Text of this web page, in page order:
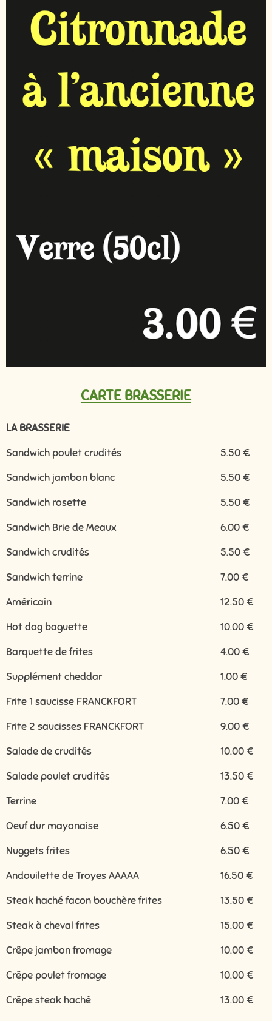
CARTE BRASSERIE
LA BRASSERIE
Sandwich poulet crudités
5.50 €
Sandwich jambon blanc
5.50 €
Sandwich rosette
5.50 €
Sandwich Brie de Meaux
6.00 €
Sandwich crudités
5.50 €
Sandwich terrine
7.00 €
Américain
12.50 €
Hot dog baguette
10.00 €
Barquette de frites
4.00 €
Supplément cheddar
1.00 €
Frite 1 saucisse FRANCKFORT
7.00 €
Frite 2 saucisses FRANCKFORT
9.00 €
Salade de crudités
10.00 €
Salade poulet crudités
13.50 €
Terrine
7.00 €
Oeuf dur mayonaise
6.50 €
Nuggets frites
6.50 €
Andouilette de Troyes AAAAA
16.50 €
Steak haché facon bouchère frites
13.50 €
Steak à cheval frites
15.00 €
Crêpe jambon fromage
10.00 €
Crêpe poulet fromage
10.00 €
Crêpe steak haché
13.00 €